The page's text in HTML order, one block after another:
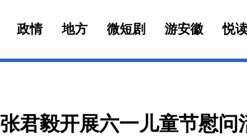
政情 地方 微短剧 游安徽 悦
张君毅开展六一儿童节慰问